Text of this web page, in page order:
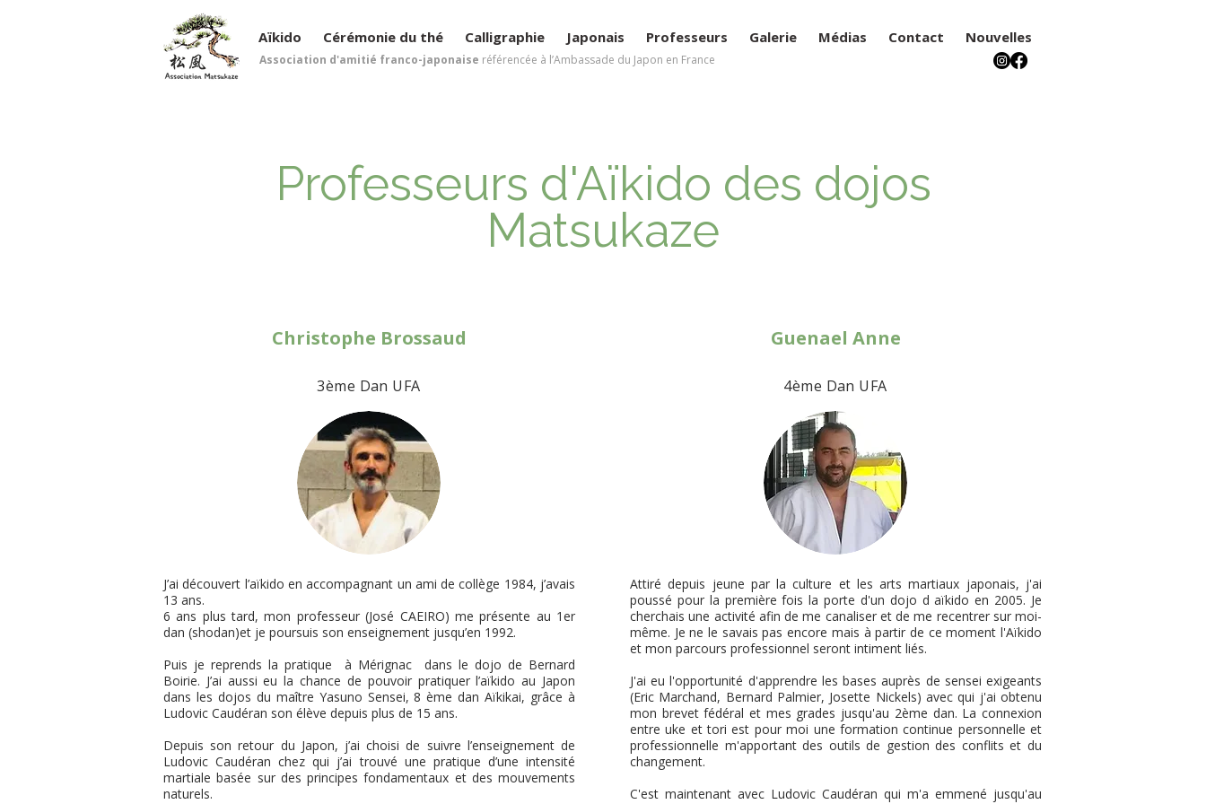
Aïkido Cérémonie du thé Calligraphie Japonais Professeurs Galerie Médias Contact Nouvelles
Association d'amitié franco-japonaise référencée à l’Ambassade du Japon en France
Professeurs d'Aïkido des dojos
Matsukaze
Christophe Brossaud
3ème Dan UFA
J’ai découvert l’aïkido en accompagnant un ami de collège 1984, j’avais
13 ans.
6 ans plus tard, mon professeur (José CAEIRO) me présente au 1er
dan (shodan)et je poursuis son enseignement jusqu’en 1992.
Puis je reprends la pratique à Mérignac dans le dojo de Bernard
Boirie. J’ai aussi eu la chance de pouvoir pratiquer l’aïkido au Japon
dans les dojos du maître Yasuno Sensei, 8 ème dan Aïkikai, grâce à
Ludovic Caudéran son élève depuis plus de 15 ans.
Depuis son retour du Japon, j’ai choisi de suivre l’enseignement de
Ludovic Caudéran chez qui j’ai trouvé une pratique d’une intensité
martiale basée sur des principes fondamentaux et des mouvements
naturels.
Guenael Anne
4ème Dan UFA
Attiré depuis jeune par la culture et les arts martiaux japonais, j'ai
poussé pour la première fois la porte d'un dojo d aïkido en 2005. Je
cherchais une activité afin de me canaliser et de me recentrer sur moi-
même. Je ne le savais pas encore mais à partir de ce moment l'Aïkido
et mon parcours professionnel seront intiment liés.
J'ai eu l'opportunité d'apprendre les bases auprès de sensei exigeants
(Eric Marchand, Bernard Palmier, Josette Nickels) avec qui j'ai obtenu
mon brevet fédéral et mes grades jusqu'au 2ème dan. La connexion
entre uke et tori est pour moi une formation continue personnelle et
professionnelle m'apportant des outils de gestion des conflits et du
changement.
C'est maintenant avec Ludovic Caudéran qui m'a emmené jusqu'au